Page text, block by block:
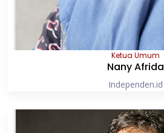
Ketua Umum
Nany Afrida
Independen.id